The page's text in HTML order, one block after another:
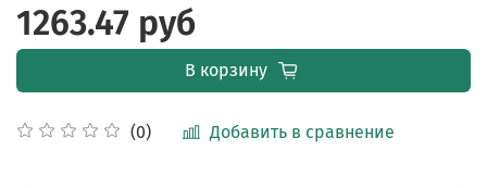
(0) Добавить в сравнение
1263.47 руб
В корзину